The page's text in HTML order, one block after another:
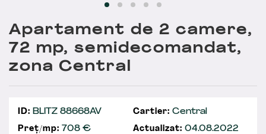
Apartament de 2 camere,
72 mp, semidecomandat,
zona Central
ID: BLITZ 88668AV Cartier: Central
Preț/mp: 708 € Actualizat: 04.08.2022